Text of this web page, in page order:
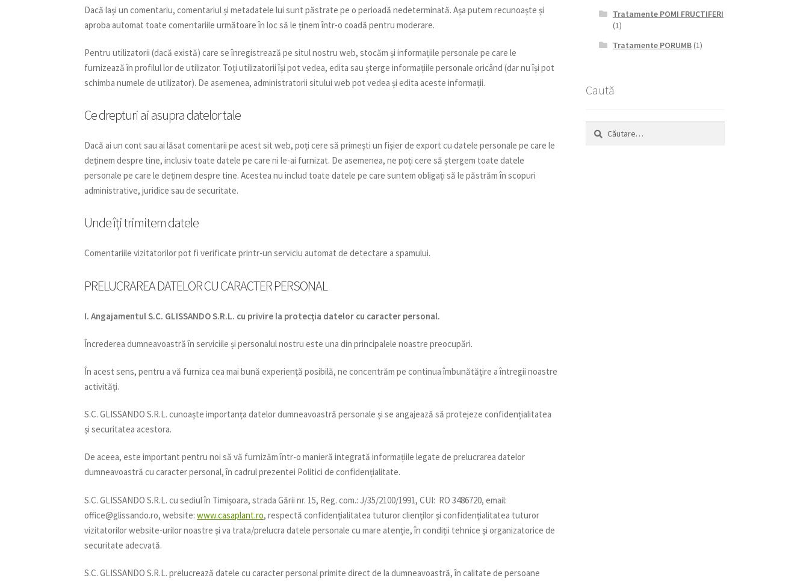
Dacă lași un comentariu, comentariul și metadatele lui sunt păstrate pe o perioadă nedeterminată. Așa putem recunoaște și
aproba automat toate comentariile următoare în loc să le ținem într-o coadă pentru moderare.
Pentru utilizatorii (dacă există) care se înregistrează pe situl nostru web, stocăm și informațiile personale pe care le
furnizează în profilul lor de utilizator. Toți utilizatorii își pot vedea, edita sau șterge informațiile personale oricând (dar nu își pot
schimba numele de utilizator). De asemenea, administratorii sitului web pot vedea și edita aceste informații.
Ce drepturi ai asupra datelor tale
Dacă ai un cont sau ai lăsat comentarii pe acest sit web, poți cere să primești un fișier de export cu datele personale pe care le
deținem despre tine, inclusiv toate datele pe care ni le-ai furnizat. De asemenea, ne poți cere să ștergem toate datele
personale pe care le deținem despre tine. Acestea nu includ toate datele pe care suntem obligați să le păstrăm în scopuri
administrative, juridice sau de securitate.
Unde îți trimitem datele
Comentariile vizitatorilor pot fi verificate printr-un serviciu automat de detectare a spamului.
PRELUCRAREA DATELOR CU CARACTER PERSONAL
I. Angajamentul S.C. GLISSANDO S.R.L. cu privire la protecţia datelor cu caracter personal.
Încrederea dumneavoastră în serviciile și personalul nostru este una din principalele noastre preocupări.
În acest sens, pentru a vă furniza cea mai bună experienţă posibilă, ne concentrăm pe continua îmbunătăţire a întregii noastre
activități.
S.C. GLISSANDO S.R.L. cunoaște importanța datelor dumneavoastră personale și se angajează să protejeze confidențialitatea
și securitatea acestora.
De aceea, este important pentru noi să vă furnizăm într-o manieră integrată informațiile legate de prelucrarea datelor
dumneavoastră cu caracter personal, în cadrul prezentei Politici de confidențialitate.
S.C. GLISSANDO S.R.L. cu sediul în Timișoara, strada Gării nr. 15, Reg. com.: J/35/2100/1991, CUI: RO 3486720, email:
office@glissando.ro, website:www.casaplant.ro, respectă confidenţialitatea tuturor clienţilor şi confidenţialitatea tuturor
vizitatorilor website-urilor noastre şi va trata/prelucra datele personale cu mare atenţie, în condiţii tehnice şi organizatorice de
securitate adecvată.
S.C. GLISSANDO S.R.L. prelucrează datele cu caracter personal primite direct de la dumneavoastră, în calitate de persoane
Tratamente POMI FRUCTIFERI
(1)
Tratamente PORUMB(1)
Caută
Caută